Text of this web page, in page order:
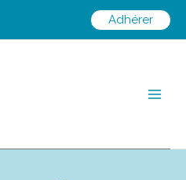
Adhérer